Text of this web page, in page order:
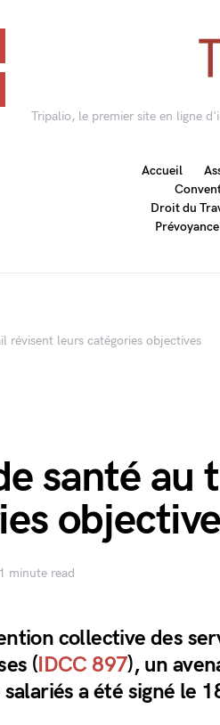
Tripalio, le premier site en ligne
Accueil
Droit du
Prévoyance
révisent leurs catégories objectives
santé
1 minute read
collective des
(IDCC 897), un
a été signé le